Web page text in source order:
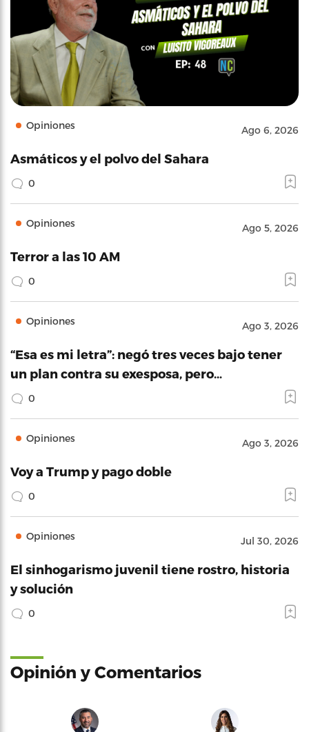
Opiniones Ago 6, 2026
Asmáticos y el polvo del Sahara
0
Opiniones Ago 5, 2026
Terror a las 10 AM
0
Opiniones Ago 3, 2026
“Esa es mi letra”: negó tres veces bajo tener
un plan contra su exesposa, pero…
0
Opiniones Ago 3, 2026
Voy a Trump y pago doble
0
Opiniones Jul 30, 2026
El sinhogarismo juvenil tiene rostro, historia
y solución
0
Opinión y Comentarios